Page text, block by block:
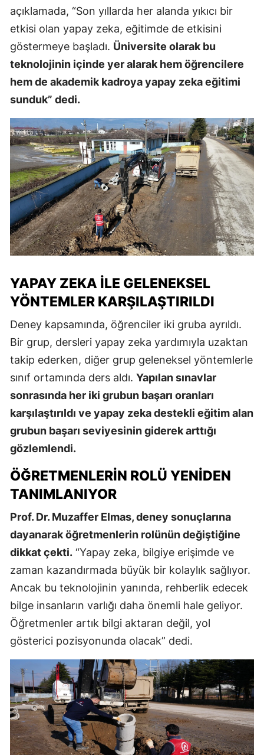
açıklamada, “Son yıllarda her alanda yıkıcı bir
etkisi olan yapay zeka, eğitimde de etkisini
göstermeye başladı. Üniversite olarak bu
teknolojinin içinde yer alarak hem öğrencilere
hem de akademik kadroya yapay zeka eğitimi
sunduk” dedi.
YAPAY ZEKA ILE GELENEKSEL
YÖNTEMLER KARŞILAŞTIRILDI
Deney kapsamında, öğrenciler iki gruba ayrıldı.
Bir grup, dersleri yapay zeka yardımıyla uzaktan
takip ederken, diğer grup geleneksel yöntemlerle
sınıf ortamında ders aldı. Yapılan sınavlar
sonrasında her iki grubun başarı oranları
karşılaştırıldı ve yapay zeka destekli eğitim alan
grubun başarı seviyesinin giderek arttığı
gözlemlendi.
ÖĞRETMENLERIN ROLÜ YENIDEN
TANIMLANIYOR
Prof. Dr. Muzaffer Elmas, deney sonuçlarına
dayanarak öğretmenlerin rolünün değiştiğine
dikkat çekti. “Yapay zeka, bilgiye erişimde ve
zaman kazandırmada büyük bir kolaylık sağlıyor.
Ancak bu teknolojinin yanında, rehberlik edecek
bilge insanların varlığı daha önemli hale geliyor.
Öğretmenler artık bilgi aktaran değil, yol
gösterici pozisyonunda olacak” dedi.